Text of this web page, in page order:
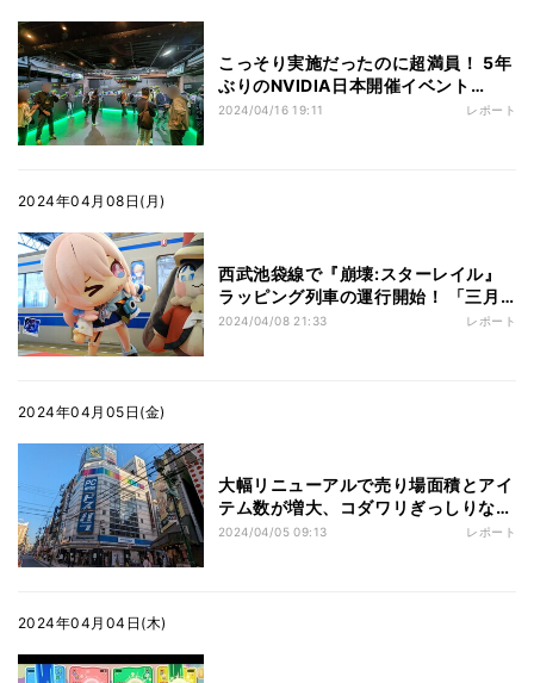
こっそり実施だったのに超満員！ 5年
ぶりのNVIDIA日本開催イベント
「GeForce Day」に行ってきた
2024/04/16 19:11 レポート
2024年04月08日(月)
西武池袋線で『崩壊:スターレイル』
ラッピング列車の運行開始！ 「三月
なのか」が名誉車掌に就任
2024/04/08 21:33 レポート
2024年04月05日(金)
大幅リニューアルで売り場面積とアイ
テム数が増大、コダワリぎっしりなド
スパラなんば店に行ってきた
2024/04/05 09:13 レポート
2024年04月04日(木)